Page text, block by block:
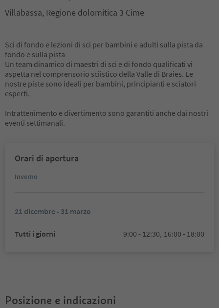
Villabassa, Regione dolomitica 3 Cime
Sci di fondo e lezioni di sci per bambini e adulti sulla pista da
fondo e sulla pista
Un team dinamico di maestri di sci e di fondo qualificati vi
aspetta nel comprensorio sciistico della Valle di Braies. Le
nostre piste sono ideali per bambini, principianti e sciatori
esperti.
Intrattenimento e divertimento sono garantiti anche dai nostri
eventi settimanali.
Orari di apertura
Inverno
21 dicembre - 31 marzo
Tutti i giorni 9:00 - 12:30, 16:00 - 18:00
Posizione e indicazioni